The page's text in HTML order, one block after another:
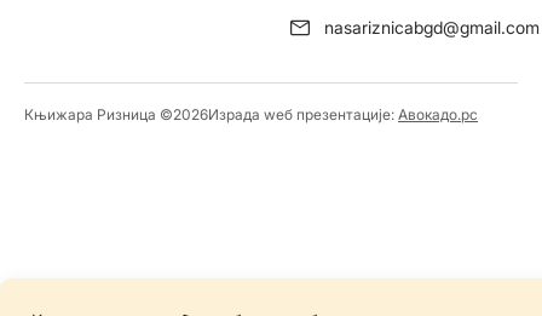
nasariznicabgd@gmail.com
Књижара Ризница ©️2026Израда wеб презентације: Авокадо.рс